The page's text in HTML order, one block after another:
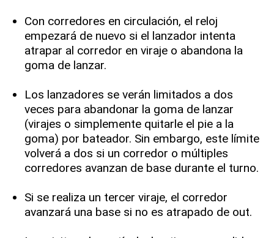
Con corredores en circulación, el reloj
empezará de nuevo si el lanzador intenta
atrapar al corredor en viraje o abandona la
goma de lanzar.
Los lanzadores se verán limitados a dos
veces para abandonar la goma de lanzar
(virajes o simplemente quitarle el pie a la
goma) por bateador. Sin embargo, este límite
volverá a dos si un corredor o múltiples
corredores avanzan de base durante el turno.
Si se realiza un tercer viraje, el corredor
avanzará una base si no es atrapado de out.